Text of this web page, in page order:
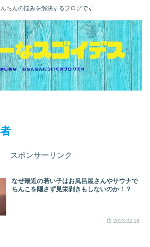
ちんの悩みを解決するブログです
スポンサーリンク
なぜ最近の若い子はお風呂屋さんやサウナで
ちんこを隠さず見栄剥きもしないのか！？
2023.02.18